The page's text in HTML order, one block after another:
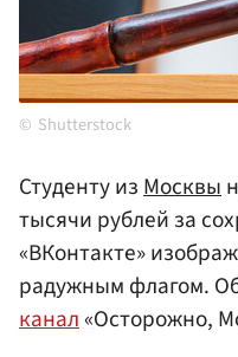
Shutterstock
Студенту изМосквы
тысячи рублей за
«ВКонтакте»
радужным флагом.
канал«Осторожно,